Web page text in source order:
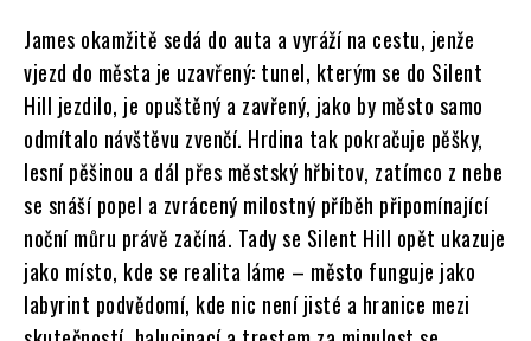
James okamžitě sedá do auta a vyráží na cestu, jenže
vjezd do města je uzavřený: tunel, kterým se do Silent
Hill jezdilo, je opuštěný a zavřený, jako by město samo
odmítalo návštěvu zvenčí. Hrdina tak pokračuje pěšky,
lesní pěšinou a dál přes městský hřbitov, zatímco z nebe
se snáší popel a zvrácený milostný příběh připomínající
noční můru právě začíná. Tady se Silent Hill opět ukazuje
jako místo, kde se realita láme – město funguje jako
labyrint podvědomí, kde nic není jisté a hranice mezi